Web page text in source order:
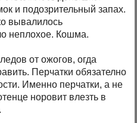
и подозрительный запах.
вывалилось
неплохое. Кошма.
от ожогов, огда
Перчатки обязателно
Именно перчатки, а не
норовит влезть в